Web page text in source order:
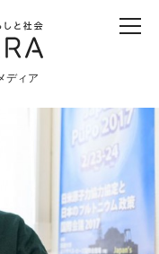
ディア
震災